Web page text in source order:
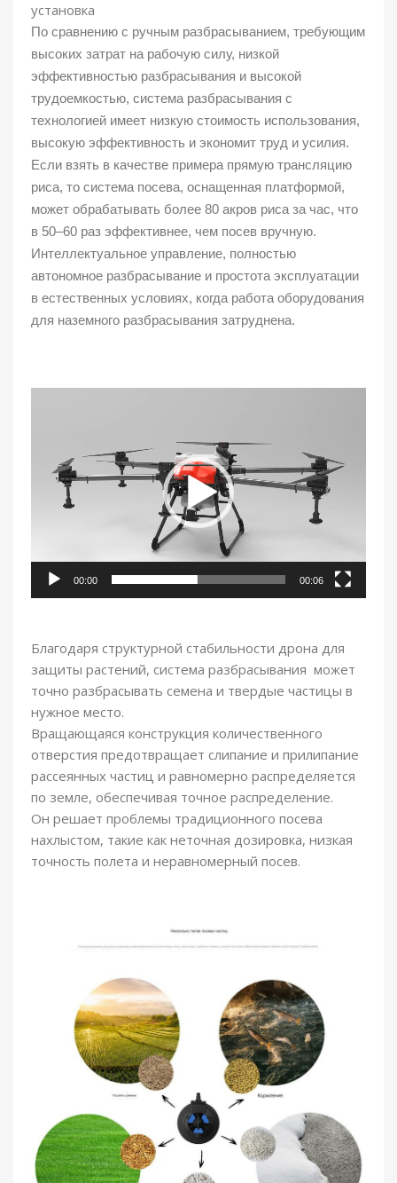
установка
По сравнению с ручным разбрасыванием, требующим
высоких затрат на рабочую силу, низкой
эффективностью разбрасывания и высокой
трудоемкостью, система разбрасывания с
технологией имеет низкую стоимость использования,
высокую эффективность и экономит труд и усилия.
Если взять в качестве примера прямую трансляцию
риса, то система посева, оснащенная платформой,
может обрабатывать более 80 акров риса за час, что
в 50–60 раз эффективнее, чем посев вручную.
Интеллектуальное управление, полностью
автономное разбрасывание и простота эксплуатации
в естественных условиях, когда работа оборудования
для наземного разбрасывания затруднена.
00:00 00:06
Благодаря структурной стабильности дрона для
защиты растений, система разбрасывания может
точно разбрасывать семена и твердые частицы в
нужное место.
Вращающаяся конструкция количественного
отверстия предотвращает слипание и прилипание
рассеянных частиц и равномерно распределяется
по земле, обеспечивая точное распределение.
Он решает проблемы традиционного посева
нахлыстом, такие как неточная дозировка, низкая
точность полета и неравномерный посев.